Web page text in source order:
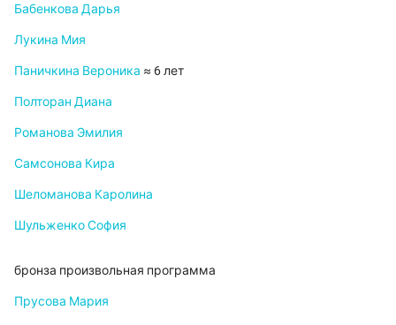
Бабенкова Дарья
Лукина Мия
Паничкина Вероника ≈ 6 лет
Полторан Диана
Романова Эмилия
Самсонова Кира
Шеломанова Каролина
Шульженко София
бронза произвольная программа
Прусова Мария